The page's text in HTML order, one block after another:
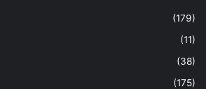
(179)
(11)
(38)
(175)